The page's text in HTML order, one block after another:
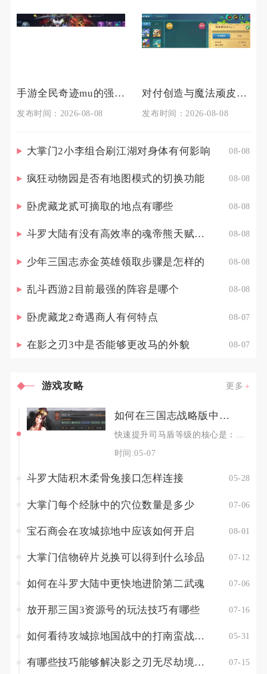
手游全民奇迹mu的强化技巧有哪些
发布时间：2026-08-08
对付创造与魔法顽皮蝾螈的技巧是什么
发布时间：2026-08-08
大掌门2小李组合刷江湖对身体有何影响 08-08
疯狂动物园是否有地图模式的切换功能 08-08
卧虎藏龙贰可摘取的地点有哪些 08-08
斗罗大陆有没有高效率的魂帝熊天赋点配置策略 08-08
少年三国志赤金英雄领取步骤是怎样的 08-08
乱斗西游2目前最强的阵容是哪个 08-08
卧虎藏龙2奇遇商人有何特点 08-07
在影之刃3中是否能够更改马的外貌 08-07
游戏攻略 更多
如何在三国志战略版中快速提升司马盾的等级
快速提升司马盾等级的核心是：前期以低损扫荡6级地为主、中期靠演武场单将练兵集中经验、后期搭
时间:05-07
斗罗大陆积木柔骨兔接口怎样连接 05-28
大掌门每个经脉中的穴位数量是多少 07-06
宝石商会在攻城掠地中应该如何开启 08-01
大掌门信物碎片兑换可以得到什么珍品 07-12
如何在斗罗大陆中更快地进阶第二武魂 07-06
放开那三国3资源号的玩法技巧有哪些 07-16
如何看待攻城掠地国战中的打南蛮战术实施 05-31
有哪些技巧能够解决影之刃无尽劫境的耐久度难题 07-15